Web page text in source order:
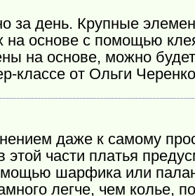
за день. Крупные
на основе с помощью
на основе, можно
классе от Ольги
даже к самому
части платья
шарфика или
легче, чем колье,